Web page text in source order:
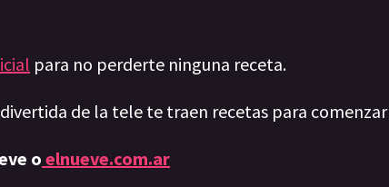
para no perderte ninguna receta.
de la tele te traen recetas para
o elnueve.com.ar